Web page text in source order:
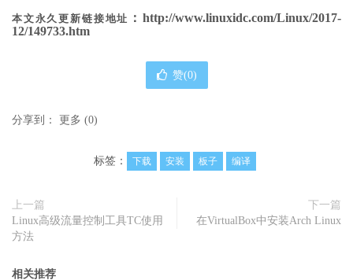
本文永久更新链接地址 ：http://www.linuxidc.com/Linux/2017-
12/149733.htm
赞(0)
分享到： 更多 (0)
标签： 下载 安装 板子 编译
上一篇
Linux高级流量控制工具TC使用
方法
下一篇
在VirtualBox中安装Arch Linux
相关推荐